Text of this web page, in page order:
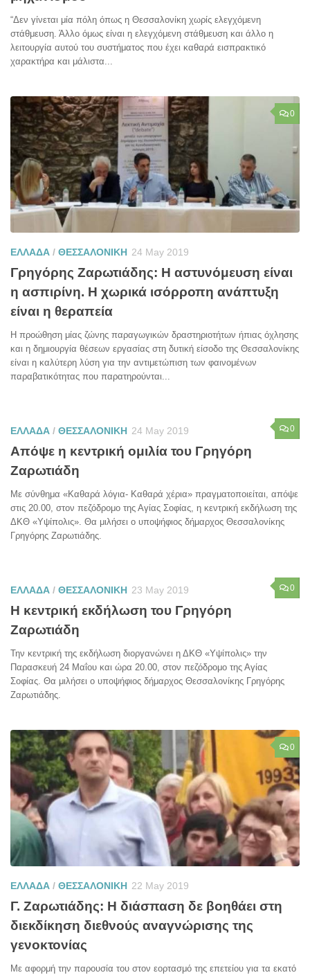
“Δεν γίνεται μία πόλη όπως η Θεσσαλονίκη χωρίς ελεγχόμενη
στάθμευση. Άλλο όμως είναι η ελεγχόμενη στάθμευση και άλλο η
λειτουργία αυτού του συστήματος που έχει καθαρά εισπρακτικό
χαρακτήρα και μάλιστα...
0
ΕΛΛΑΔΑ / ΘΕΣΣΑΛΟΝΙΚΗ 24 May 2019
Γρηγόρης Ζαρωτιάδης: Η αστυνόμευση είναι
η ασπιρίνη. Η χωρικά ισόρροπη ανάπτυξη
είναι η θεραπεία
Η προώθηση μίας ζώνης παραγωγικών δραστηριοτήτων ήπιας όχλησης
και η δημιουργία θέσεων εργασίας στη δυτική είσοδο της Θεσσαλονίκης
είναι η καλύτερη λύση για την αντιμετώπιση των φαινομένων
παραβατικότητας που παρατηρούνται...
0
ΕΛΛΑΔΑ / ΘΕΣΣΑΛΟΝΙΚΗ 24 May 2019
Απόψε η κεντρική ομιλία του Γρηγόρη
Ζαρωτιάδη
Με σύνθημα «Καθαρά λόγια- Καθαρά χέρια» πραγματοποιείται, απόψε
στις 20.00, στον πεζόδρομο της Αγίας Σοφίας, η κεντρική εκδήλωση της
ΔΚΘ «Υψίπολις». Θα μιλήσει ο υποψήφιος δήμαρχος Θεσσαλονίκης
Γρηγόρης Ζαρωτιάδης.
0
ΕΛΛΑΔΑ / ΘΕΣΣΑΛΟΝΙΚΗ 23 May 2019
Η κεντρική εκδήλωση του Γρηγόρη
Ζαρωτιάδη
Την κεντρική της εκδήλωση διοργανώνει η ΔΚΘ «Υψίπολις» την
Παρασκευή 24 Μαΐου και ώρα 20.00, στον πεζόδρομο της Αγίας
Σοφίας. Θα μιλήσει ο υποψήφιος δήμαρχος Θεσσαλονίκης Γρηγόρης
Ζαρωτιάδης.
0
ΕΛΛΑΔΑ / ΘΕΣΣΑΛΟΝΙΚΗ 22 May 2019
Γ. Ζαρωτιάδης: Η διάσπαση δε βοηθάει στη
διεκδίκηση διεθνούς αναγνώρισης της
γενοκτονίας
Με αφορμή την παρουσία του στον εορτασμό της επετείου για τα εκατό